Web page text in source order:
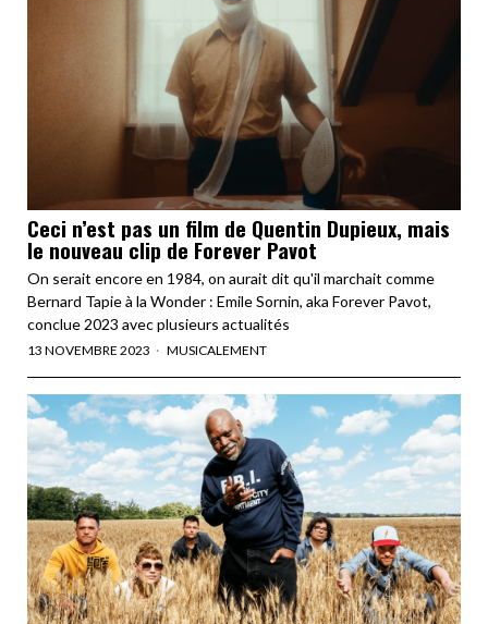
Ceci n’est pas un film de Quentin Dupieux, mais
le nouveau clip de Forever Pavot
On serait encore en 1984, on aurait dit qu'il marchait comme
Bernard Tapie à la Wonder : Emile Sornin, aka Forever Pavot,
conclue 2023 avec plusieurs actualités
13 NOVEMBRE 2023 MUSICALEMENT